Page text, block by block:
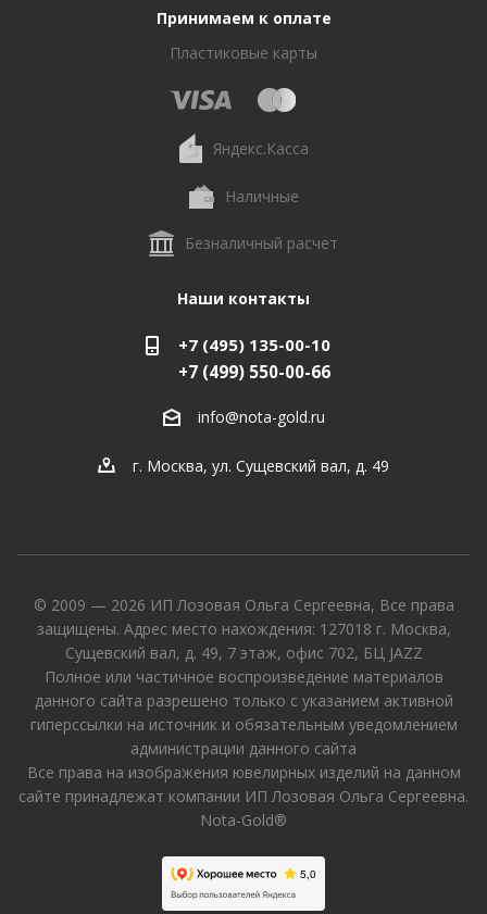
Принимаем к оплате
Пластиковые карты
Яндекс.Касса
Наличные
Безналичный расчет
Наши контакты
+7 (495) 135-00-10
+7 (499) 550-00-66
info@nota-gold.ru
г. Москва, ул. Сущевский вал, д. 49
© 2009 — 2026 ИП Лозовая Ольга Сергеевна, Все права
защищены. Адрес место нахождения: 127018 г. Москва,
Сущевский вал, д. 49, 7 этаж, офис 702, БЦ JAZZ
Полное или частичное воспроизведение материалов
данного сайта разрешено только с указанием активной
гиперссылки на источник и обязательным уведомлением
администрации данного сайта
Все права на изображения ювелирных изделий на данном
сайте принадлежат компании ИП Лозовая Ольга Сергеевна.
Nota-Gold®